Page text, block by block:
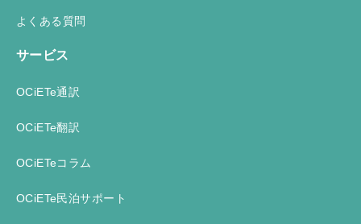
よくある質問
サービス
OCiETe通訳
OCiETe翻訳
OCiETeコラム
OCiETe民泊サポート